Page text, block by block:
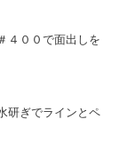
４００で面出しを
研ぎでラインとペ